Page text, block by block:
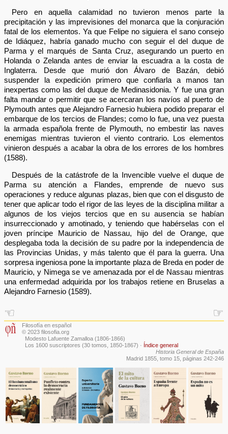
Pero en aquella calamidad no tuvieron menos parte la
precipitación y las imprevisiones del monarca que la conjuración
fatal de los elementos. Ya que Felipe no siguiera el sano consejo
de Idiáquez, habría ganado mucho con seguir el del duque de
Parma y el marqués de Santa Cruz, asegurando un puerto en
Holanda o Zelanda antes de enviar la escuadra a la costa de
Inglaterra. Desde que murió don Álvaro de Bazán, debió
suspender la expedición primero que confiarla a manos tan
inexpertas como las del duque de Medinasidonia. Y fue una gran
falta mandar o permitir que se acercaran los navíos al puerto de
Plymouth antes que Alejandro Farnesio hubiera podido preparar el
embarque de los tercios de Flandes; como lo fue, una vez puesta
la armada española frente de Plymouth, no embestir las naves
enemigas mientras tuvieron el viento contrario. Los elementos
vinieron después a acabar la obra de los errores de los hombres
(1588).
Después de la catástrofe de la Invencible vuelve el duque de
Parma su atención a Flandes, emprende de nuevo sus
operaciones y reduce algunas plazas, bien que con el disgusto de
tener que aplicar todo el rigor de las leyes de la disciplina militar a
algunos de los viejos tercios que en su ausencia se habían
insurreccionado y amotinado, y teniendo que habérselas con el
joven príncipe Mauricio de Nassau, hijo del de Orange, que
desplegaba toda la decisión de su padre por la independencia de
las Provincias Unidas, y más talento que él para la guerra. Una
sorpresa ingeniosa pone la importante plaza de Breda en poder de
Mauricio, y Nimega se ve amenazada por el de Nassau mientras
una enfermedad adquirida por los trabajos retiene en Bruselas a
Alejandro Farnesio (1589).
☜ ☞
Filosofía en español
© 2023 filosofia.org
Modesto Lafuente Zamalloa (1806-1866)
Los 1600 suscriptores (30 tomos, 1850-1867) · Índice general
Historia General de España
Madrid 1855, tomo 15, páginas 242-246